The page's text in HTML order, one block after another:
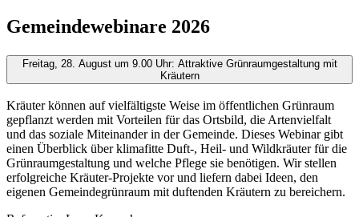
Gemeindewebinare 2026
Freitag, 28. August um 9.00 Uhr: Attraktive Grünraumgestaltung mit
Kräutern
Kräuter können auf vielfältigste Weise im öffentlichen Grünraum
gepflanzt werden mit Vorteilen für das Ortsbild, die Artenvielfalt
und das soziale Miteinander in der Gemeinde. Dieses Webinar gibt
einen Überblick über klimafitte Duft-, Heil- und Wildkräuter für die
Grünraumgestaltung und welche Pflege sie benötigen. Wir stellen
erfolgreiche Kräuter-Projekte vor und liefern dabei Ideen, den
eigenen Gemeindegrünraum mit duftenden Kräutern zu bereichern.